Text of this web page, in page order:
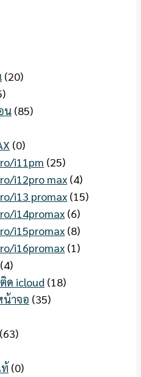
(20)
น (85)
(0)
i11pm (25)
i12pro max (4)
i13 promax (15)
i14promax (6)
i15promax (8)
i16promax (1)
(4)
ด icloud (18)
าจอ (35)
(63)
ท้ (0)